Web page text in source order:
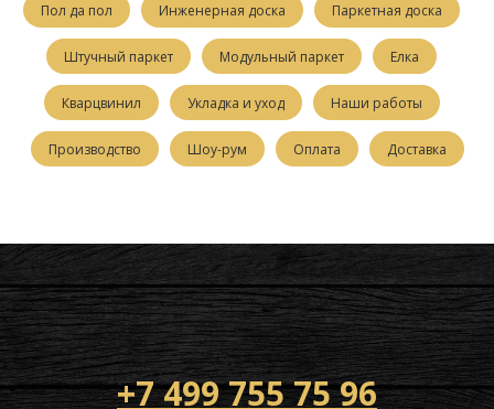
Пол да пол Инженерная доска Паркетная доска
Штучный паркет Модульный паркет Елка
Кварцвинил Укладка и уход Наши работы
Производство Шоу-рум Оплата Доставка
+7 499 755 75 96